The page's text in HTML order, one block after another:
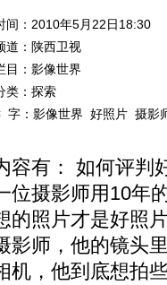
间：2010年5月22日18:30
道： 陕西卫视
目： 影像世界
类：探索
： 影像世界 好照片 摄影
容有： 如何评判
位摄影师用10年
的照片才是好照
影师，他的镜头
机，他到底想拍